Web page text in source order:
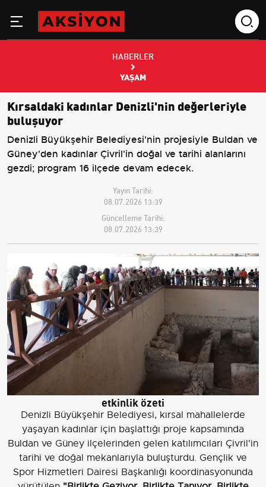
HABERLER
YAŞAM
Kırsaldaki kadınlar Denizli'nin değerleriyle
buluşuyor
Denizli Büyükşehir Belediyesi'nin projesiyle Buldan ve
Güney'den kadınlar Çivril'in doğal ve tarihi alanlarını
gezdi; program 16 ilçede devam edecek.
Yayın Tarihi:
08.07.2026 13:39
Güncelleme Tarihi:
08.07.2026 13:39
etkinlik özeti
Denizli Büyükşehir Belediyesi, kırsal mahallelerde
yaşayan kadınlar için başlattığı proje kapsamında
Buldan ve Güney ilçelerinden gelen katılımcıları Çivril'in
tarihi ve doğal mekanlarıyla buluşturdu. Gençlik ve
Spor Hizmetleri Dairesi Başkanlığı koordinasyonunda